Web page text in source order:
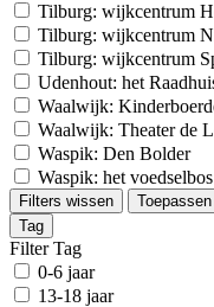
Tilburg: wijkcentrum
Tilburg: wijkcentrum
Tilburg: wijkcentrum
Udenhout: het
Waalwijk:
Waalwijk: Theater de
Waspik: Den Bolder
Waspik: het voedselbos
Filters wissen
Toepassen
Tag
Filter Tag
0-6 jaar
13-18 jaar